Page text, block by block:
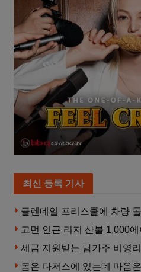
최신 등록 기사
글렌데일 프리스쿨에 차량